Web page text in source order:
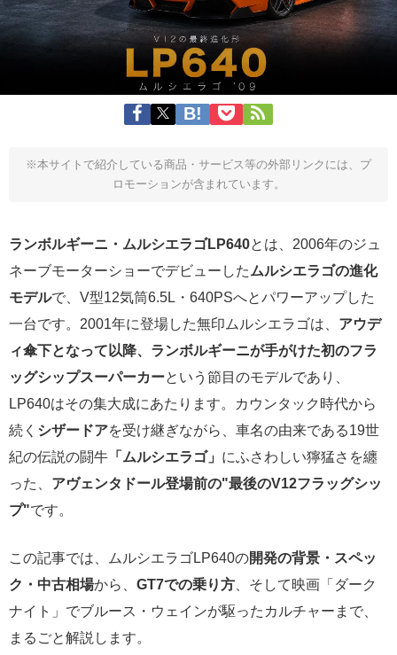
※本サイトで紹介している商品・サービス等の外部リンクには、プ
ロモーションが含まれています。
ランボルギーニ・ムルシエラゴLP640とは、2006年のジュ
ネーブモーターショーでデビューした ムルシエラゴの進化
モデルで、V型12気筒6.5L・640PSへとパワーアップした
一台です。2001年に登場した無印ムルシエラゴは、 アウデ
ィ傘下となって以降、ランボルギーニが手がけた初のフラ
ッグシップスーパーカーという節目のモデルであり、
LP640はその集大成にあたります。カウンタック時代から
続く シザードアを受け継ぎながら、車名の由来である19世
紀の伝説の闘牛 「ムルシエラゴ」 にふさわしい獰猛さを纏
った、 アヴェンタドール登場前の"最後のV12フラッグシッ
プ"です。
この記事では、ムルシエラゴLP640の開発の背景・スペッ
ク・中古相場から、 GT7での乗り方 、そして映画「ダーク
ナイト」でブルース・ウェインが駆ったカルチャーまで、
まるごと解説します。